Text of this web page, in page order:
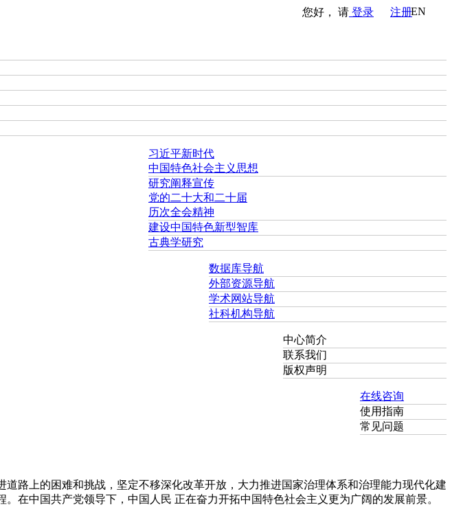
您好， 请 登录 注册EN
习近平新时代
中国特色社会主义思想
研究阐释宣传
党的二十大和二十届
历次全会精神
建设中国特色新型智库
古典学研究
数据库导航
外部资源导航
学术网站导航
社科机构导航
中心简介
联系我们
版权声明
在线咨询
使用指南
常见问题
路上的困难和挑战，坚定不移深化改革开放，大力推进国家治理体系和治理能力现代化建
在中国共产党领导下，中国人民 正在奋力开拓中国特色社会主义更为广阔的发展前景。